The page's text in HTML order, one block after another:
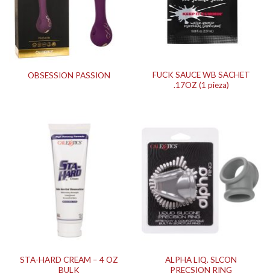
OBSESSION PASSION
FUCK SAUCE WB SACHET
.17OZ (1 pieza)
STA-HARD CREAM – 4 OZ
BULK
ALPHA LIQ. SLCON
PRECSION RING